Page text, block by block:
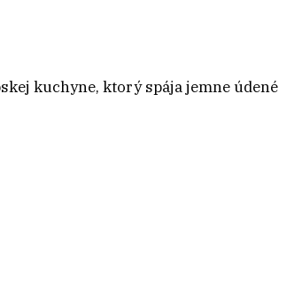
kuchyne, ktorý spája jemne údené